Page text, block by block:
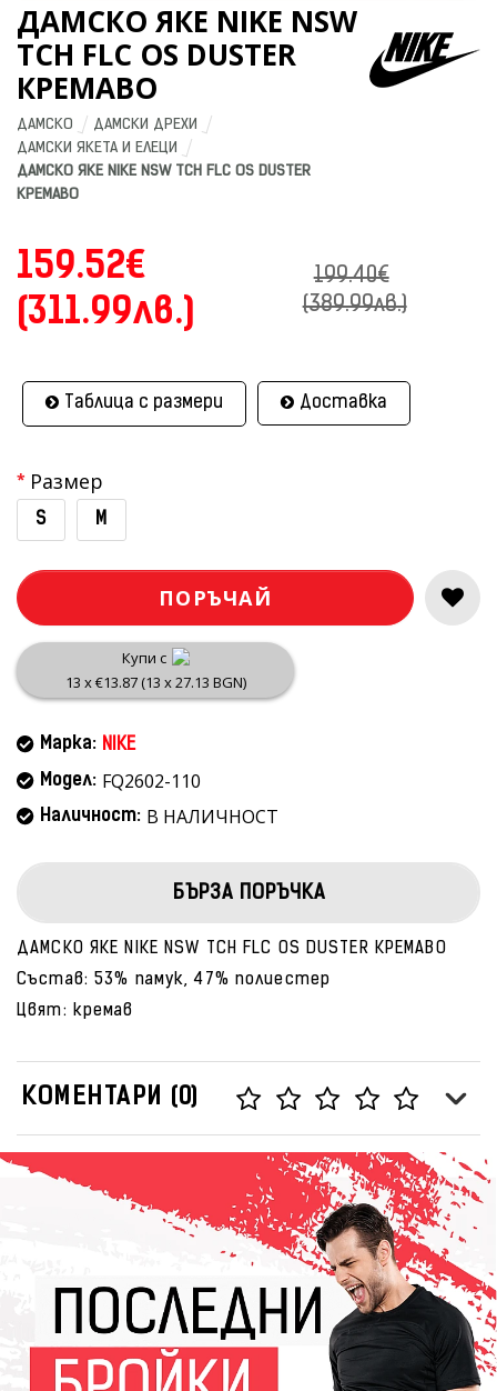
ДАМСКО ЯКЕ NIKE NSW
TCH FLC OS DUSTER
КРЕМАВО
ДАМСКО
ДАМСКИ ДРЕХИ
ДАМСКИ ЯКЕТА И ЕЛЕЦИ
ДАМСКО ЯКЕ NIKE NSW TCH FLC OS DUSTER
КРЕМАВО
159.52€
(311.99лв.)
199.40€
(389.99лв.)
Таблица с размери Доставка
Размер
S M
ПОРЪЧАЙ
Купи с
13 x €13.87 (13 x 27.13 BGN)
Марка: NIKE
Модел: FQ2602-110
Наличност: В НАЛИЧНОСТ
БЪРЗА ПОРЪЧКА
ДАМСКО ЯКЕ NIKE NSW TCH FLC OS DUSTER КРЕМАВО
Състав: 53% памук, 47% полиестер
Цвят: кремав
КОМЕНТАРИ (0)